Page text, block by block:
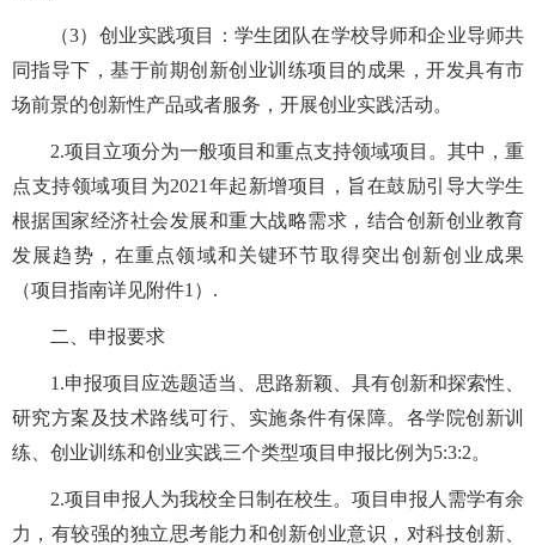
（3） 创业实践项目：学生团队在学校导师和企业导师共
同指导下，基于前期创新创业训练项目的成果，开发具有市
场前景的创新性产品或者服务，开展创业实践活动。
2.项目立项分为一般项目和重点支持领域项目。其中，重
点支持领域项目为2021年起新增项目，旨在鼓励引导大学生
根据国家经济社会发展和重大战略需求，结合创新创业教育
发展趋势，在重点领域和关键环节取得突出创新创业成果
（项目指南详见附件1）.
二、 申报要求
1.申报项目应选题适当、思路新颖、具有创新和探索性、
研究方案及技术路线可行、实施条件有保障。 各学院创新训
练、创业训练和创业实践三个类型项目申报比例为5:3:2。
2.项目申报人为我校全日制在校生。项目申报人需学有余
力，有较强的独立思考能力和创新创业意识，对科技创新、